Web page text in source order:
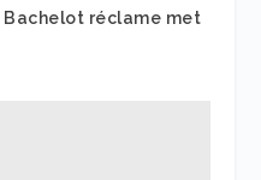
Bachelot réclame met